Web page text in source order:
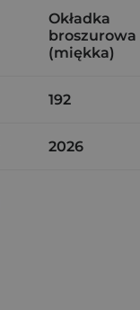
Okładka
broszurowa
(miękka)
192
2026